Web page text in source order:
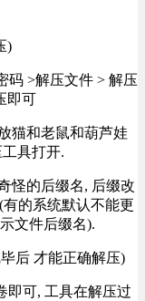
)
码 >解压文件 > 解压
即可
猫和老鼠和葫芦娃
具打开.
怪的后缀名, 后缀改
的系统默认不能更
文件后缀名).
后 才能正确解压)
即可, 工具在解压过